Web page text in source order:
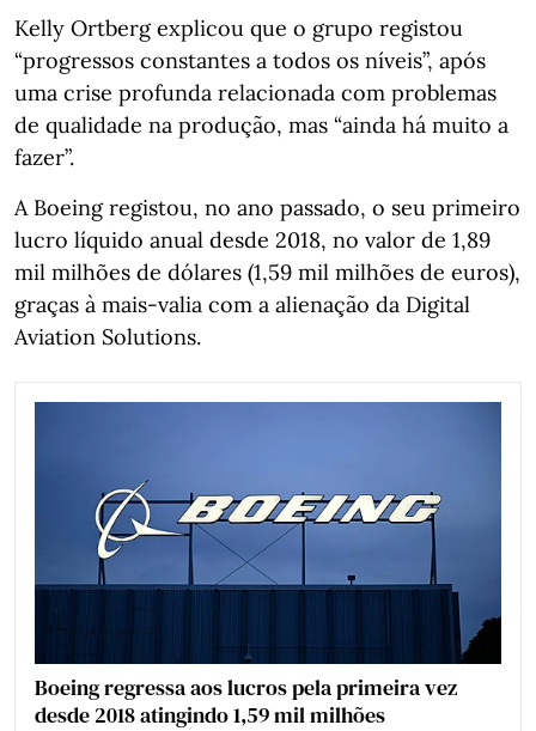
Kelly Ortberg explicou que o grupo registou
“progressos constantes a todos os níveis”, após
uma crise profunda relacionada com problemas
de qualidade na produção, mas “ainda há muito a
fazer”.
A Boeing registou, no ano passado, o seu primeiro
lucro líquido anual desde 2018, no valor de 1,89
mil milhões de dólares (1,59 mil milhões de euros),
graças à mais-valia com a alienação da Digital
Aviation Solutions.
Boeing regressa aos lucros pela primeira vez
desde 2018 atingindo 1,59 mil milhões